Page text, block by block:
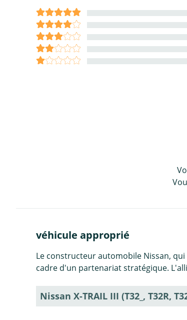
véhicule approprié
Le constructeur automobile Nissan, qui
cadre d'un partenariat stratégique.
Nissan X-TRAIL III (T32_, T32R,